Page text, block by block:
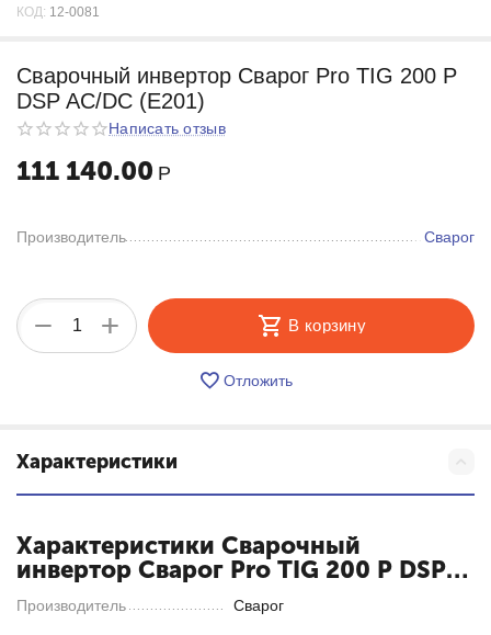
КОД: 12-0081
Cварочный инвертор Сварог Pro TIG 200 P
DSP AC/DC (E201)
Написать отзыв
111 140.00 Р
Производитель Сварог
+
− В корзину
Отложить
Характеристики
Характеристики Cварочный
инвертор Сварог Pro TIG 200 P DSP
AC/DC (E201)
Производитель Сварог